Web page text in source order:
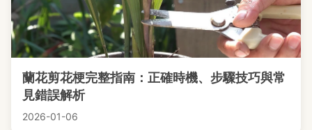
蘭花剪花梗完整指南：正確時機、步驟技巧與常
見錯誤解析
2026-01-06